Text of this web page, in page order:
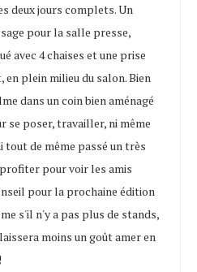
deux jours complets. Un
pour la salle presse,
avec 4 chaises et une prise
plein milieu du salon. Bien
dans un coin bien aménagé
se poser, travailler, ni même
tout de même passé un très
pour voir les amis
pour la prochaine édition
s'il n'y a pas plus de stands,
moins un goût amer en